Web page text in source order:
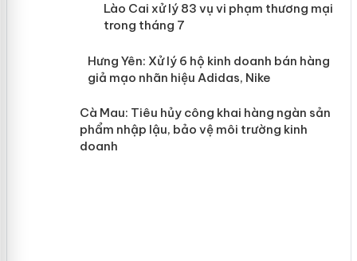
Lào Cai xử lý 83 vụ vi phạm thương
mại trong tháng 7
Hưng Yên: Xử lý 6 hộ kinh doanh bán
hàng giả mạo nhãn hiệu Adidas, Nike